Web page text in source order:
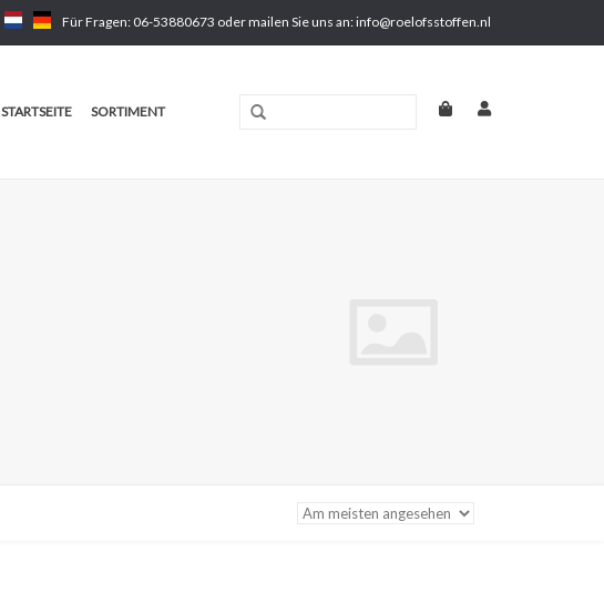
Für Fragen: 06-53880673 oder mailen Sie uns an:info@roelofsstoffen.nl
STARTSEITE SORTIMENT